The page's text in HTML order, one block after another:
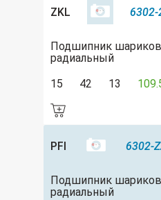
ZKL 6302-
Подшипник
радиальный
15
42 13
PFI 6302-
Подшипник
радиальный